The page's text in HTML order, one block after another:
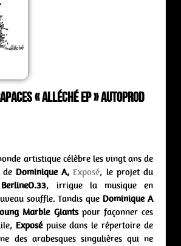
« Alléché ep » Autoprod
artistique célèbre les vingt ans de
deDominique A, Exposé, le projet du
BerlineO.33, irrigue la musique en
souffle. Tandis que Dominique A
Marble Giantspour façonner ces
Exposépuise dans le répertoire de
des arabesques singulières qui ne